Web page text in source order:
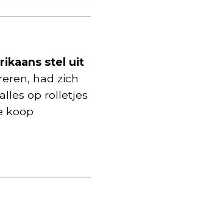
stel uit
had zich
op rolletjes
koop